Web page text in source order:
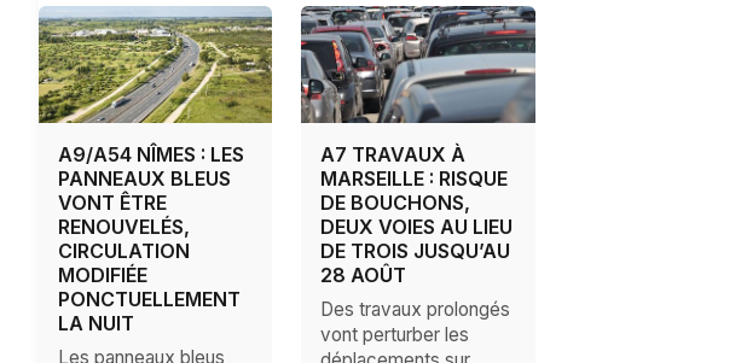
A9/A54 NÎMES : LES
PANNEAUX BLEUS
VONT ÊTRE
RENOUVELÉS,
CIRCULATION
MODIFIÉE
PONCTUELLEMENT
LA NUIT
Les panneaux bleus
A7 TRAVAUX À
MARSEILLE : RISQUE
DE BOUCHONS,
DEUX VOIES AU LIEU
DE TROIS JUSQU’AU
28 AOÛT
Des travaux prolongés
vont perturber les